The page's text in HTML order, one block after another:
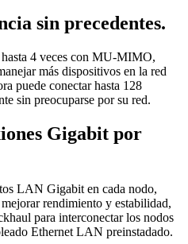
sin precedentes.
4 veces con MU-MIMO,
más dispositivos en la red
puede conectar hasta 128
sin preocuparse por su red.
Gigabit por
LAN Gigabit en cada nodo,
rendimiento y estabilidad,
para interconectar los nodos
Ethernet LAN preinstadado.